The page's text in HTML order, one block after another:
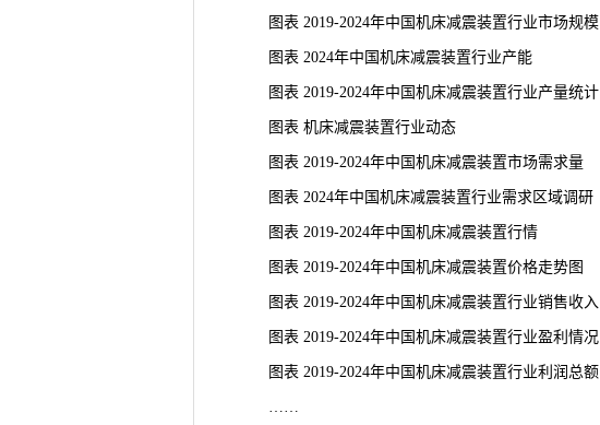
图表 2019-2024年中国机床减震装置行业市场规模
图表 2024年中国机床减震装置行业产能
图表 2019-2024年中国机床减震装置行业产量统计
图表 机床减震装置行业动态
图表 2019-2024年中国机床减震装置市场需求量
图表 2024年中国机床减震装置行业需求区域调研
图表 2019-2024年中国机床减震装置行情
图表 2019-2024年中国机床减震装置价格走势图
图表 2019-2024年中国机床减震装置行业销售收入
图表 2019-2024年中国机床减震装置行业盈利情况
图表 2019-2024年中国机床减震装置行业利润总额
……